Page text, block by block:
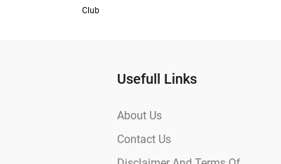
Club
Usefull Links
About Us
Contact Us